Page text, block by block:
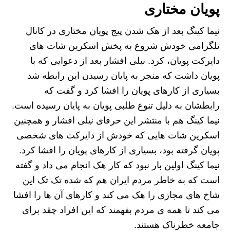
پویان مختاری
نیما کینگ بعد از هک شدن پیج پویان مختاری در کانال
تلگرامی خودش شروع به پخش اسکرین شات های
دایرکت پویان، کرد. نیلی افشار بعد از دعوایی که با
پویان داشت که منجر به پایان رسیدن این رابطه شد
بسیاری از کارهای پویان را افشا کرد و گفت که
رابطشان به دلیل تنوع طلبی پویان به پایان رسیده است.
نیما کینگ هم با منتشر این حرفای نیلی افشار و همچنین
اسکرین شات هایی که خودش از دایرکت های شخصی
پویان گرفته بود، بسیاری از کارهای پویان را افشا کرد.
نیما کینگ اولین بار نبود که کار هک انجام می داد و گفته
است که به خاطر مردم ایران هم که شده تک تک این
شاخ های مجازی را هک می کند و کارهای آن ها را افشا
می کند تا همه ی مردم بفهمند که این افراد چقد برای
جامعه خطرناک هستند.